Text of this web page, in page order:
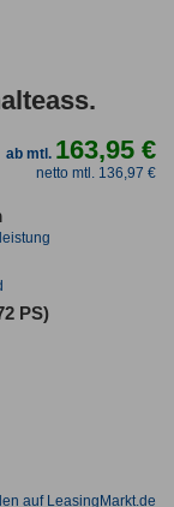
ab mtl. 163,95 €
netto mtl. 136,97 €
PS)
auf LeasingMarkt.de